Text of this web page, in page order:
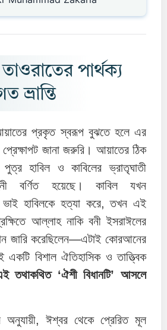
পার্থক্য
ভ্রান্তি
প্রকৃত স্বরূপ বুঝতে হলে এর
জানা জরুরি। আয়াতের ঠিক
হাবিল ও কাবিলের ভ্রাতৃঘাতী
বর্ণিত হয়েছে। কাবিল যখন
ভাই হাবিলকে হত্যা করে, তখন এই
আল্লাহ নাকি বনী ইসরাঈলের
জারি করেছিলেন—এটাই কোরআনের
একটি বিশাল ঐতিহাসিক ও তাত্ত্বিক
তথাকথিত ‘ঐশী বিধানটি’ আসলে
অনুযায়ী, ঈশ্বর থেকে প্রেরিত মূল